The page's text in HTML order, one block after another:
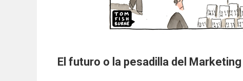
El futuro o la pesadilla del Marketing